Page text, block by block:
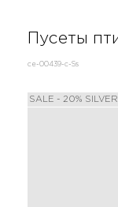
Пусеты
се-00439-с-Ss
SALE - 20%